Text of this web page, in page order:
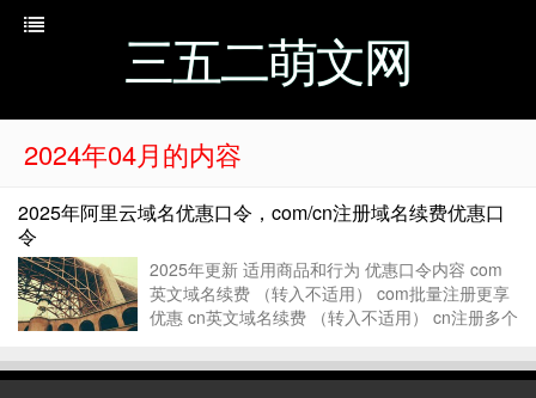
三五二萌文网
2024年04月的内容
2025年阿里云域名优惠口令，com/cn注册域名续费优惠口
令
2025年更新 适用商品和行为 优惠口令内容 com
英文域名续费 （转入不适用） com批量注册更享
优惠 cn英文域名续费 （转入不适用） cn注册多个
文章： 2024年阿里云域名优惠口令，c...